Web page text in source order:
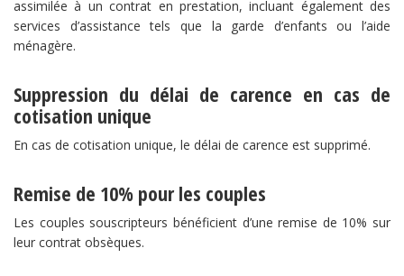
assimilée à un contrat en prestation, incluant également des
services d’assistance tels que la garde d’enfants ou l’aide
ménagère.
Suppression du délai de carence en cas de
cotisation unique
En cas de cotisation unique, le délai de carence est supprimé.
Remise de 10% pour les couples
Les couples souscripteurs bénéficient d’une remise de 10% sur
leur contrat obsèques.